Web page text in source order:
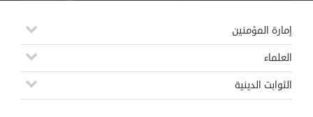
إمارة المؤمنين
العلماء
الثوابت الدينية